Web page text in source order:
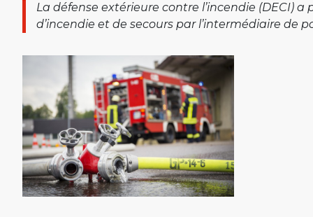
La défense extérieure contre l’incendie (DECI)
d’incendie et de secours par l’intermédiaire de